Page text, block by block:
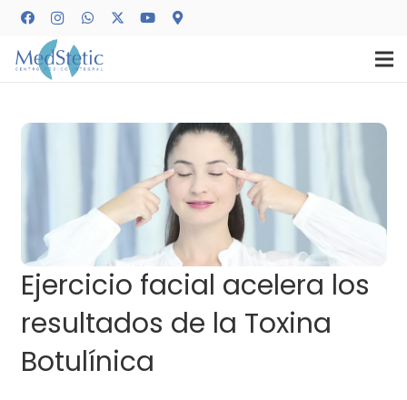
Ejercicio facial acelera los
resultados de la Toxina
Botulínica